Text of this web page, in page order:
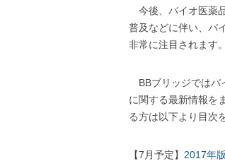
今後、バイオ医薬
普及などに伴い、バ
非常に注目されます。
BBブリッジではバ
に関する最新情報を
る方は以下より目次
【7月予定】 2017年